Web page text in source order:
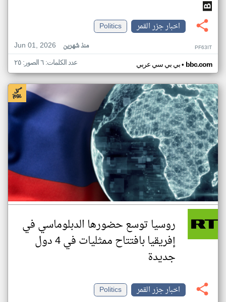
اخبار جزر القمر
Politics
Jun 01, 2026
منذ شهرين PF63IT
بي بي سي عربي• bbc.com عدد الكلمات: ٦ الصور: ٢٥
روسيا توسع حضورها الدبلوماسي في
إفريقيا بافتتاح ممثليات في 4 دول
جديدة
اخبار جزر القمر
Politics